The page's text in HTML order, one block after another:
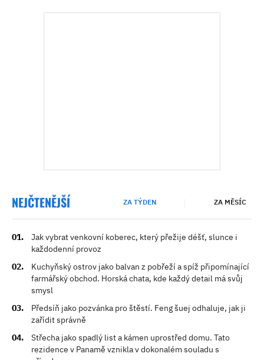
NEJČTENĚJŠÍ ZA TÝDEN ZA MĚSÍC
Jak vybrat venkovní koberec, který přežije déšť, slunce i
každodenní provoz
Kuchyňský ostrov jako balvan z pobřeží a spíž připomínající
farmářský obchod. Horská chata, kde každý detail má svůj
smysl
Předsíň jako pozvánka pro štěstí. Feng šuej odhaluje, jak ji
zařídit správně
Střecha jako spadlý list a kámen uprostřed domu. Tato
rezidence v Panamě vznikla v dokonalém souladu s